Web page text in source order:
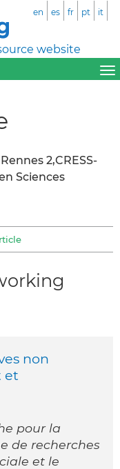
website
en es fr pt it
2,CRESS-
Sciences
non
et
pour la
de recherches
et le